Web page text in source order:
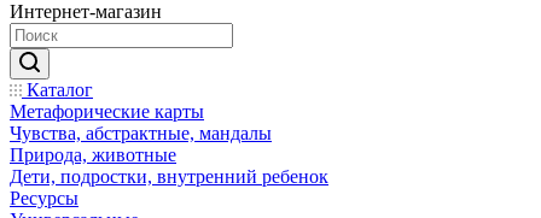
Интернет-магазин
Каталог
Mетафорические карты
Чувства, абстрактные, мандалы
Природа, животные
Дети, подростки, внутренний ребенок
Ресурсы